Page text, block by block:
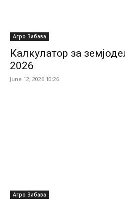
Агро Забава
Калкулатор за
2026
June 12, 2026 10:26
Агро Забава